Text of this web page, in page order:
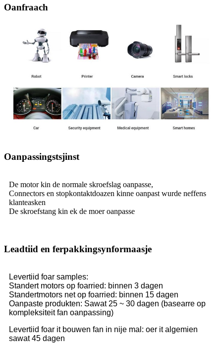
Oanfraach
Oanpassingstsjinst
De motor kin de normale skroefslag oanpasse,
Connectors en stopkontaktdoazen kinne oanpast wurde neffens
klanteasken
De skroefstang kin ek de moer oanpasse
Leadtiid en ferpakkingsynformaasje
Levertiid foar samples:
Standert motors op foarried: binnen 3 dagen
Standertmotors net op foarried: binnen 15 dagen
Oanpaste produkten: Sawat 25 ~ 30 dagen (basearre op
kompleksiteit fan oanpassing)
Levertiid foar it bouwen fan in nije mal: oer it algemien
sawat 45 dagen